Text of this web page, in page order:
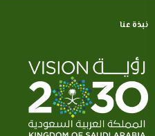
نبذة عنا